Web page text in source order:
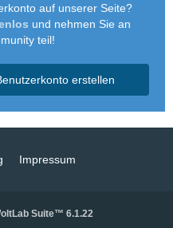
auf unserer Seite?
und nehmen Sie an
teil!
erstellen
Impressum
Suite™ 6.1.22